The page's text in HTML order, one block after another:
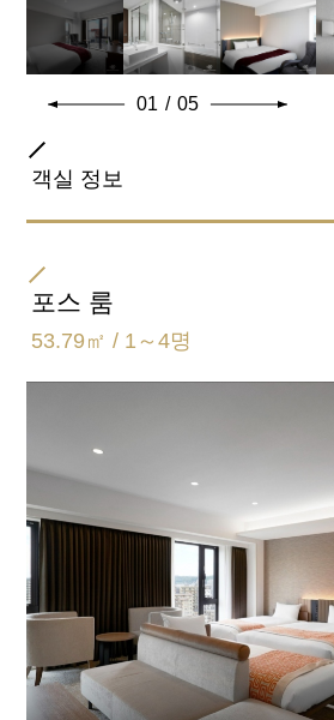
01 / 05
객실 정보
더블
욕실 유형
세퍼레이트 (욕실, 화장실 별도)
일반적인 객실 설비 · 용품
포스 룸
53.79㎡ / 1～4명